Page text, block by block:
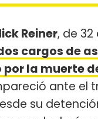
Reiner, de 32
cargos de
la muerte
ante el
su